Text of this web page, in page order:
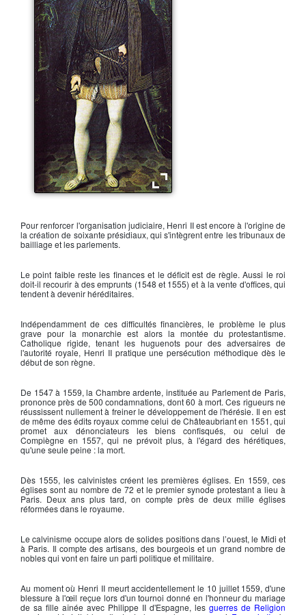
Pour renforcer l'organisation judiciaire, Henri IIest encore à l'origine de
la création de soixante présidiaux, qui s'intègrent entre les tribunaux de
bailliage et les parlements.
Le point faible reste les finances et le déficit est de règle. Aussi le roi
doit-il recourir à des emprunts (1548 et 1555) et à la vente d'offices, qui
tendent à devenir héréditaires.
Indépendamment de ces difficultés financières, le problème le plus
grave pour la monarchie est alors la montée du protestantisme.
Catholique rigide, tenant les huguenotspour des adversaires de
l'autorité royale, Henri IIpratique une persécution méthodique dès le
début de son règne.
De 1547 à 1559, la Chambre ardente, instituée au Parlement de Paris,
prononce près de 500 condamnations, dont 60 à mort. Ces rigueurs ne
réussissent nullement à freiner le développement de l'hérésie. Il en est
de même des édits royaux comme celui de Châteaubriant en 1551, qui
promet aux dénonciateurs les biens confisqués, ou celui de
Compiègne en 1557, qui ne prévoit plus, à l'égard des hérétiques,
qu'une seule peine : la mort.
Dès 1555, les calvinistes créent les premières églises. En 1559, ces
églises sont au nombre de 72 et le premier synode protestant a lieu à
Paris. Deux ans plus tard, on compte près de deux mille églises
réformées dans le royaume.
Le calvinisme occupe alors de solides positions dans l’ouest, le Midi et
à Paris. Il compte des artisans, des bourgeois et un grand nombre de
nobles qui vont en faire un parti politique et militaire.
Au moment où Henri IImeurt accidentellement le 10 juillet 1559, d'une
blessure à l'œil reçue lors d'un tournoi donné en l'honneur du mariage
de sa fille aînée avec Philippe II d'Espagne, les guerres de Religion